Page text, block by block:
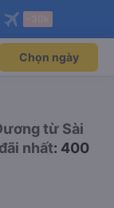
Mở app
Mở app
Chọn ngày
từ Sài
nhất: 400